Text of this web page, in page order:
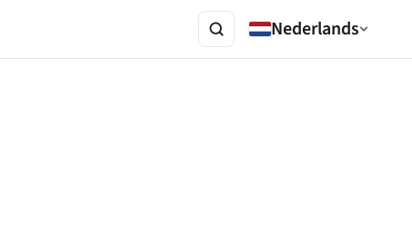
Nederlands